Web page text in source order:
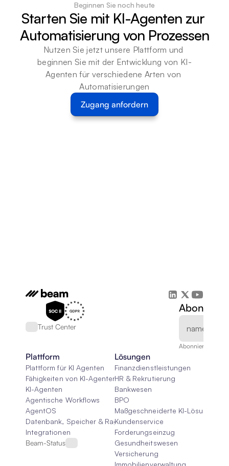
Beginnen Sie noch heute
Starten Sie mit KI-Agenten zur
Automatisierung von Prozessen
Nutzen Sie jetzt unsere Plattform und
beginnen Sie mit der Entwicklung von KI-
Agenten für verschiedene Arten von
Automatisierungen
Zugang anfordern
Trust Center
Abonnieren Sie
Plattform
Plattform für KI Agenten
Fähigkeiten von KI-Agenten
KI-Agenten
Agentische Workflows
AgentOS
Datenbank, Speicher & Rag
Integrationen
Beam-Status
Lösungen
Finanzdienstleistungen
HR & Rekrutierung
Bankwesen
BPO
Maßgeschneiderte KI-Lösungen
Kundenservice
Forderungseinzug
Gesundheitswesen
Versicherung
Immobilienverwaltung